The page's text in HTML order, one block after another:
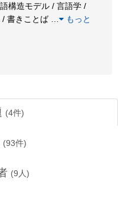
構造モデル / 言語学 /
/ 書きことば
もっと
(4件)
(93件)
(9 人)